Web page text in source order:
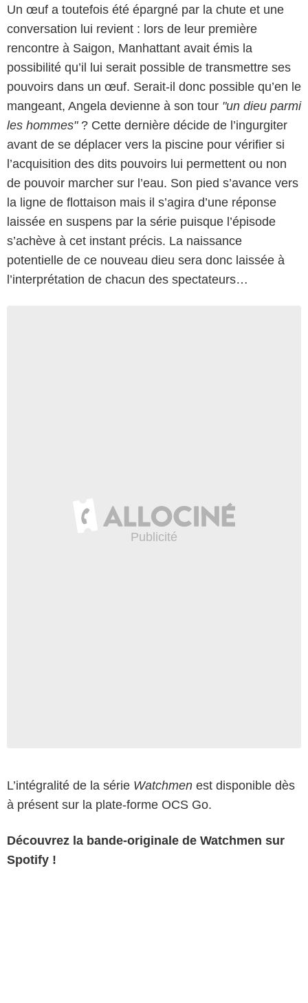
Un œuf a toutefois été épargné par la chute et une
conversation lui revient : lors de leur première
rencontre à Saigon, Manhattant avait émis la
possibilité qu’il lui serait possible de transmettre ses
pouvoirs dans un œuf. Serait-il donc possible qu’en le
mangeant, Angela devienne à son tour "un dieu parmi
les hommes"? Cette dernière décide de l’ingurgiter
avant de se déplacer vers la piscine pour vérifier si
l’acquisition des dits pouvoirs lui permettent ou non
de pouvoir marcher sur l’eau. Son pied s’avance vers
la ligne de flottaison mais il s’agira d’une réponse
laissée en suspens par la série puisque l’épisode
s’achève à cet instant précis. La naissance
potentielle de ce nouveau dieu sera donc laissée à
l’interprétation de chacun des spectateurs…
L’intégralité de la série Watchmen est disponible dès
à présent sur la plate-forme OCS Go.
Découvrez la bande-originale de Watchmen sur
Spotify !